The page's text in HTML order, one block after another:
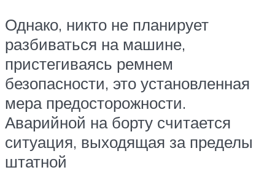
Однако, никто не планирует
разбиваться на машине,
пристегиваясь ремнем
безопасности, это установленная
мера предосторожности.
Аварийной на борту считается
ситуация, выходящая за пределы
штатной